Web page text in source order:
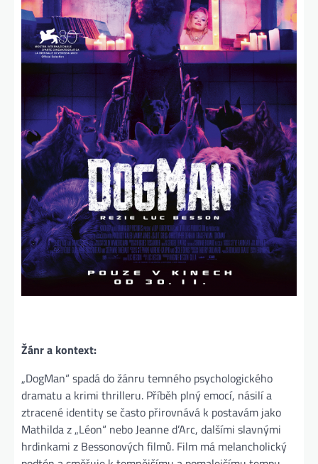
Žánr a kontext:
„DogMan“ spadá do žánru temného psychologického
dramatu a krimi thrilleru. Příběh plný emocí, násilí a
ztracené identity se často přirovnává k postavám jako
Mathilda z „Léon“ nebo Jeanne d’Arc, dalšími slavnými
hrdinkami z Bessonových filmů. Film má melancholický